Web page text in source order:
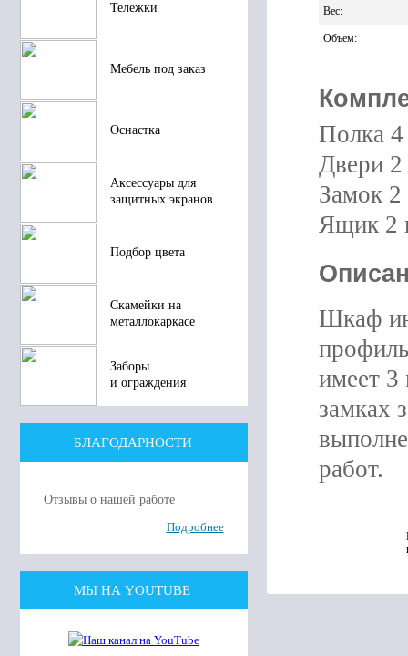
Тележки
Мебель под заказ
Оснастка
Аксессуары для
защитных экранов
Подбор цвета
Скамейки на
металлокаркасе
Заборы
и ограждения
БЛАГОДАРНОСТИ
Отзывы о нашей работе
Подробнее
МЫ НА YOUTUBE
Вес:
Объем:
Полка
Двери
Замок
Ящик 2
Шкаф
имеет 3
замках
работ.